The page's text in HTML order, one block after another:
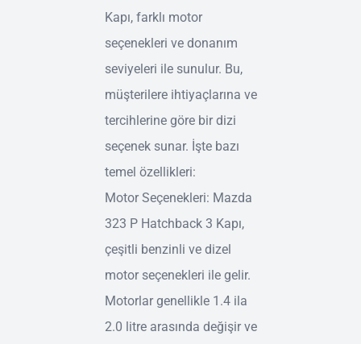
Kapı, farklı motor
seçenekleri ve donanım
seviyeleri ile sunulur. Bu,
müşterilere ihtiyaçlarına ve
tercihlerine göre bir dizi
seçenek sunar. İşte bazı
temel özellikleri:
Motor Seçenekleri: Mazda
323 P Hatchback 3 Kapı,
çeşitli benzinli ve dizel
motor seçenekleri ile gelir.
Motorlar genellikle 1.4 ila
2.0 litre arasında değişir ve